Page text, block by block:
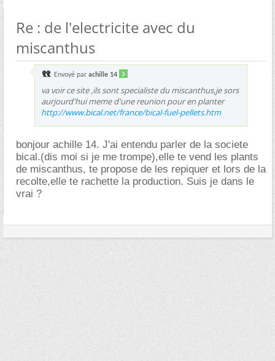
Re : de l'electricite avec du
miscanthus
Envoyé par achille 14
va voir ce site ,ils sont specialiste du miscanthus,je sors
aurjourd'hui meme d'une reunion pour en planter
http://www.bical.net/france/bical-fuel-pellets.htm
bonjour achille 14. J'ai entendu parler de la societe
bical.(dis moi si je me trompe),elle te vend les plants
de miscanthus, te propose de les repiquer et lors de la
recolte,elle te rachette la production. Suis je dans le
vrai ?